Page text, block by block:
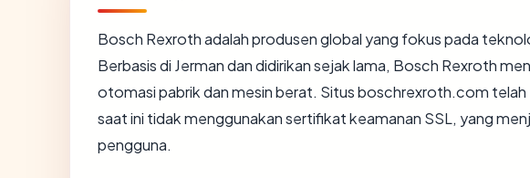
Bosch Rexroth adalah produsen global yang fokus pada
Berbasis di Jerman dan didirikan sejak lama, Bosch Rexroth
otomasi pabrik dan mesin berat. Situs boschrexroth.com
saat ini tidak menggunakan sertifikat keamanan SSL, yang
pengguna.